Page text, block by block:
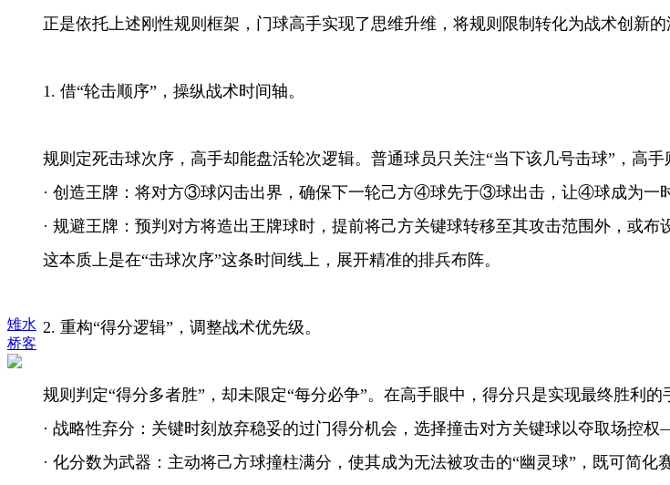
雉水
桥客
正是依托上述刚性规则框架，门球高手实现了思维升维，将规则限制转化为战术创新的
1. 借“轮击顺序” ，操纵战术时间轴。
规则定死击球次序，高手却能盘活轮次逻辑。普通球员只关注“当下该几号击球” ，高
· 创造王牌：将对方③球闪击出界，确保下一轮己方④球先于③球出击，让④球成为一时
· 规避王牌：预判对方将造出王牌球时，提前将己方关键球转移至其攻击范围外，或布
这本质上是在“击球次序”这条时间线上，展开精准的排兵布阵。
2. 重构“得分逻辑” ，调整战术优先级。
规则判定“得分多者胜” ，却未限定“每分必争”。在高手眼中，得分只是实现最终胜利的
· 战略性弃分：关键时刻放弃稳妥的过门得分机会，选择撞击对方关键球以夺取场控
· 化分数为武器：主动将己方球撞柱满分，使其成为无法被攻击的“幽灵球”，既可简化